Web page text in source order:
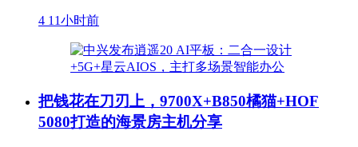
4 11小时前
把钱花在刀刃上，9700X+B850橘猫+HOF
5080打造的海景房主机分享